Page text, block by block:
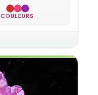
COULEURS